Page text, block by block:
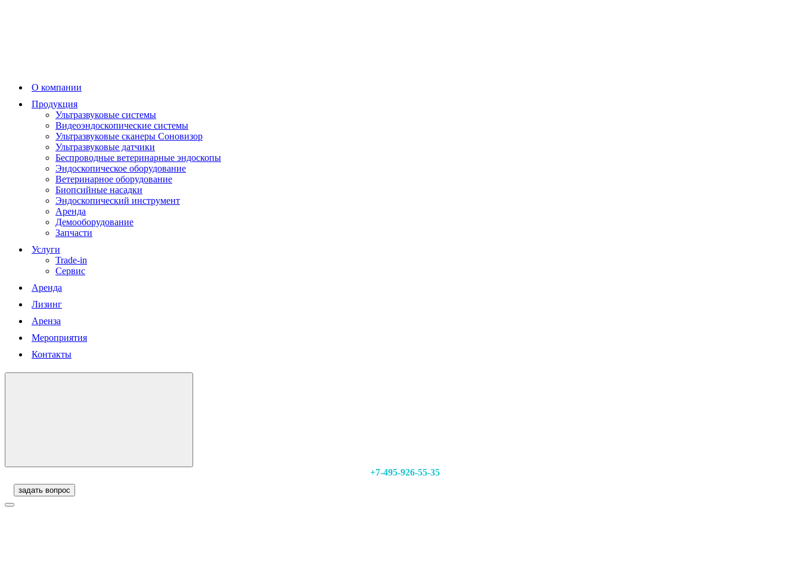
О компании
Продукция
Ультразвуковые системы
Видеоэндоскопические системы
Ультразвуковые сканеры Соновизор
Ультразвуковые датчики
Беспроводные ветеринарные эндоскопы
Эндоскопическое оборудование
Ветеринарное оборудование
Биопсийные насадки
Эндоскопический инструмент
Аренда
Демооборудование
Запчасти
Услуги
Trade-in
Сервис
Аренда
Лизинг
Аренза
Мероприятия
Контакты
+7-495-926-55-35
задать вопрос